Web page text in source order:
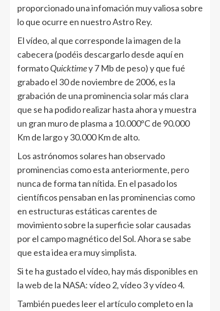
proporcionado una infomación muy valiosa sobre
lo que ocurre en nuestro Astro Rey.
El vídeo, al que corresponde la imagen de la
cabecera (podéis descargarlo desde aquí en
formatoQuicktimey 7 Mb de peso) y que fué
grabado el 30 de noviembre de 2006, es la
grabación de una prominencia solar más clara
que se ha podido realizar hasta ahora y muestra
un gran muro de plasma a 10.000ºC de 90.000
Km de largo y 30.000 Km de alto.
Los astrónomos solares han observado
prominencias como esta anteriormente, pero
nunca de forma tan nítida. En el pasado los
científicos pensaban en las prominencias como
en estructuras estáticas carentes de
movimiento sobre la superficie solar causadas
por el campo magnético del Sol. Ahora se sabe
que esta idea era muy simplista.
Si te ha gustado el vídeo, hay más disponibles en
la web de la NASA: vídeo 2, vídeo 3 y vídeo 4.
También puedes leer el artículo completo en la